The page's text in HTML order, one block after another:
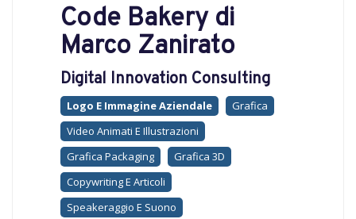
Code Bakery di
Marco Zanirato
Digital Innovation Consulting
Logo E Immagine Aziendale
Grafica
Video Animati E Illustrazioni
Grafica Packaging
Grafica 3D
Copywriting E Articoli
Speakeraggio E Suono